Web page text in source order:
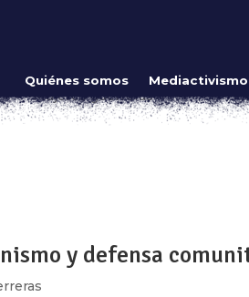
Quiénes somos Mediactivismo
amorosos para cerrar
|Mujeres guerreras
y defensa